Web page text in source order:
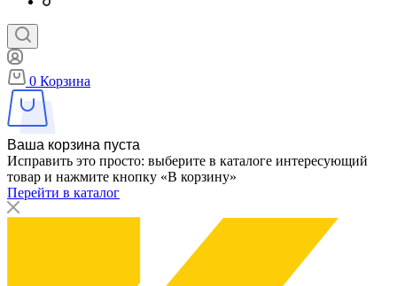
0 Корзина
Ваша корзина пуста
Исправить это просто: выберите в каталоге интересующий
товар и нажмите кнопку «В корзину»
Перейти в каталог